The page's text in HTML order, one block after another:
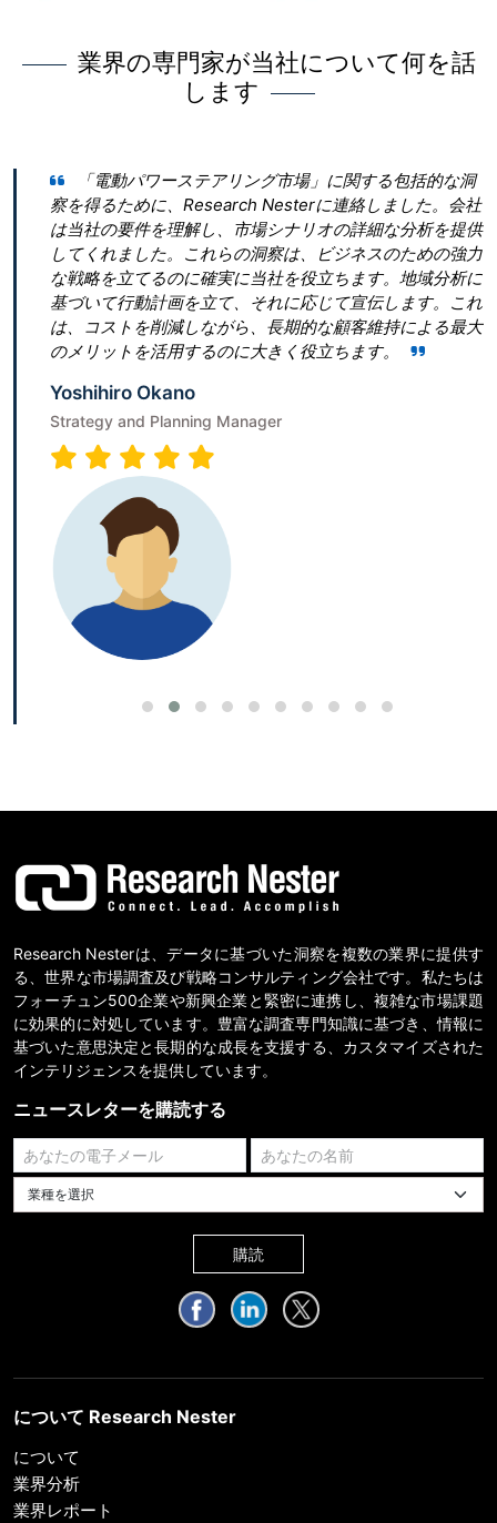
業界の専門家が当社について何を話
します
グ市場」に関する包括的な洞
Nesterに連絡しました。会社
場シナリオの詳細な分析を提供
洞察は、ビジネスのための強力
当社を役立ちます。地域分析に
それに応じて宣伝します。これ
、長期的な顧客維持による最大
大きく役立ちます。
Research Nester を選択し
とって最良の決断であったと
ん。 私たちは「真空ポンプ市
ぎたいと考えていました。し
青写真を作成することに戸惑
は、従うべき勝利戦略を構築
ビゲートするのに役立ちました
Research Nesterは、データに基づいた洞察を複数の業界に提供す
る、世界な市場調査及び戦略コンサルティング会社です。私たちは
フォーチュン500企業や新興企業と緊密に連携し、複雑な市場課題
に効果的に対処しています。豊富な調査専門知識に基づき、情報に
基づいた意思決定と長期的な成長を支援する、カスタマイズされた
インテリジェンスを提供しています。
ニュースレターを購読する
業種を選択してください
購読
について Research Nester
について
業界分析
業界レポート